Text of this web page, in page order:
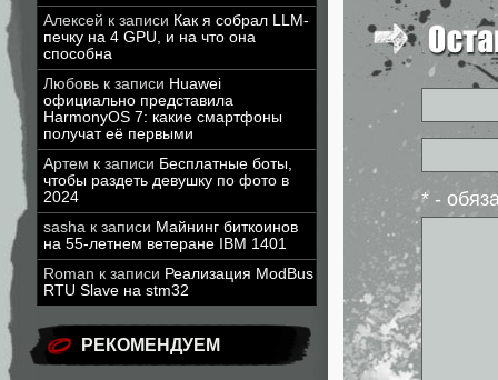
Алексей к записи Как я собрал LLM-
печку на 4 GPU, и на что она
способна
Любовь к записи Huawei
официально представила
HarmonyOS 7: какие смартфоны
получат её первыми
Артем к записи Бесплатные боты,
чтобы раздеть девушку по фото в
2024
sasha к записи Майнинг биткоинов
на 55-летнем ветеране IBM 1401
Roman к записи Реализация ModBus
RTU Slave на stm32
РЕКОМЕНДУЕМ
* -